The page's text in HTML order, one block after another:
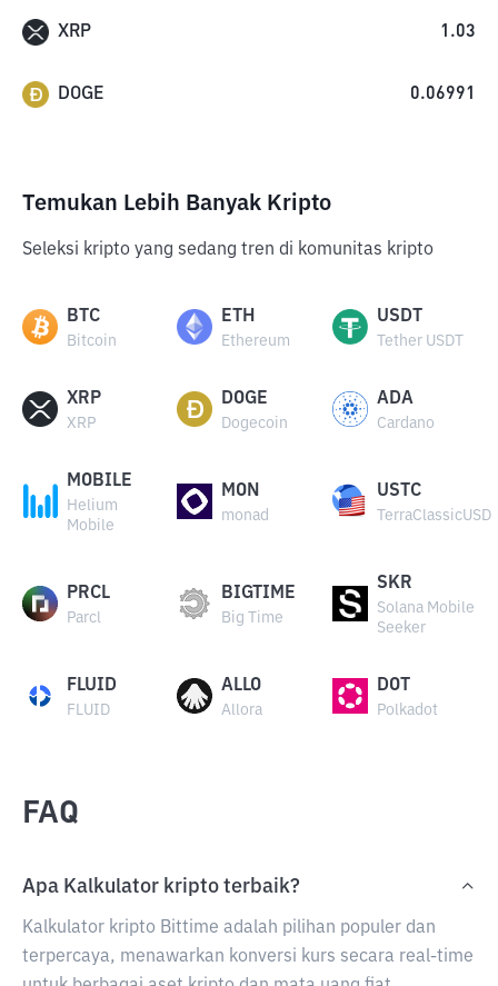
XRP 1.03
DOGE 0.06991
Temukan Lebih Banyak Kripto
Seleksi kripto yang sedang tren di komunitas kripto
BTC
Bitcoin
ETH
Ethereum
USDT
Tether USDT
XRP
XRP
DOGE
Dogecoin
ADA
Cardano
MOBILE
Helium
Mobile
MON
monad
USTC
TerraClassicUSD
PRCL
Parcl
BIGTIME
Big Time
SKR
Solana Mobile
Seeker
FLUID
FLUID
ALLO
Allora
DOT
Polkadot
FAQ
Apa Kalkulator kripto terbaik?
Kalkulator kripto Bittime adalah pilihan populer dan
terpercaya, menawarkan konversi kurs secara real-time